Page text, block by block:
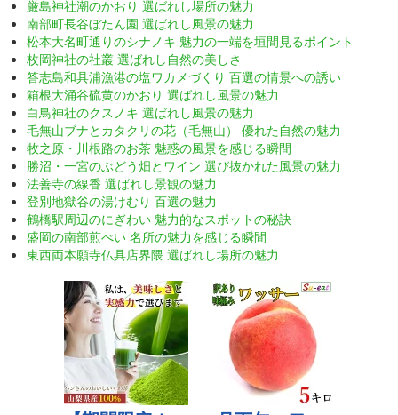
厳島神社潮のかおり 選ばれし場所の魅力
南部町長谷ぼたん園 選ばれし風景の魅力
松本大名町通りのシナノキ 魅力の一端を垣間見るポイント
枚岡神社の社叢 選ばれし自然の美しさ
答志島和具浦漁港の塩ワカメづくり 百選の情景への誘い
箱根大涌谷硫黄のかおり 選ばれし風景の魅力
白鳥神社のクスノキ 選ばれし風景の魅力
毛無山ブナとカタクリの花（毛無山） 優れた自然の魅力
牧之原・川根路のお茶 魅惑の風景を感じる瞬間
勝沼・一宮のぶどう畑とワイン 選び抜かれた風景の魅力
法善寺の線香 選ばれし景観の魅力
登別地獄谷の湯けむり 百選の魅力
鶴橋駅周辺のにぎわい 魅力的なスポットの秘訣
盛岡の南部煎べい 名所の魅力を感じる瞬間
東西両本願寺仏具店界隈 選ばれし場所の魅力